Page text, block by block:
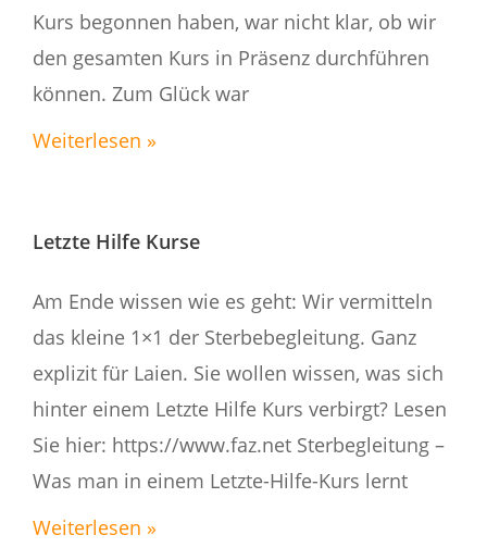
Kurs begonnen haben, war nicht klar, ob wir
den gesamten Kurs in Präsenz durchführen
können. Zum Glück war
Weiterlesen »
Letzte Hilfe Kurse
Am Ende wissen wie es geht: Wir vermitteln
das kleine 1×1 der Sterbebegleitung. Ganz
explizit für Laien. Sie wollen wissen, was sich
hinter einem Letzte Hilfe Kurs verbirgt? Lesen
Sie hier: https://www.faz.net Sterbegleitung –
Was man in einem Letzte-Hilfe-Kurs lernt
Weiterlesen »